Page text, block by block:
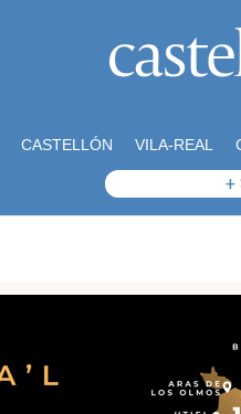
CASTELLÓN VILA-REAL
+